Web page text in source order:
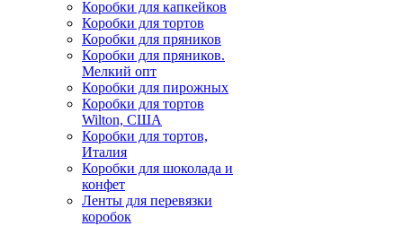
Коробки для капкейков
Коробки для тортов
Коробки для пряников
Коробки для пряников.
Мелкий опт
Коробки для пирожных
Коробки для тортов
Wilton, США
Коробки для тортов,
Италия
Коробки для шоколада и
конфет
Ленты для перевязки
коробок